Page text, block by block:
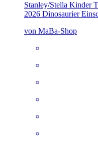
Stanley/Stella Kinder
2026 Dinosaurier
von MaBa-Shop